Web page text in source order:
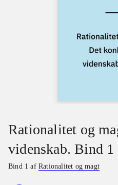
Rationalitet og
videnskab. Bind 1
Bind 1 afRationalitet og magt